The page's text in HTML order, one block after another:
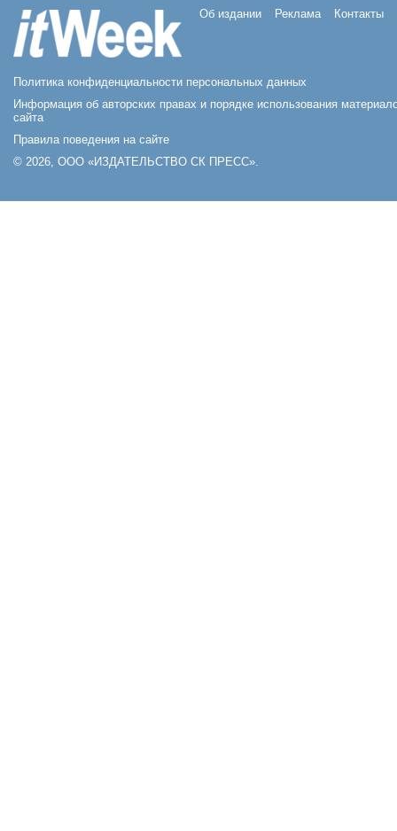
Об издании Реклама Контакты
Политика конфиденциальности персональных данных
Информация об авторских правах и порядке использования
сайта
Правила поведения на сайте
© 2026, ООО «ИЗДАТЕЛЬСТВО СК ПРЕСС».